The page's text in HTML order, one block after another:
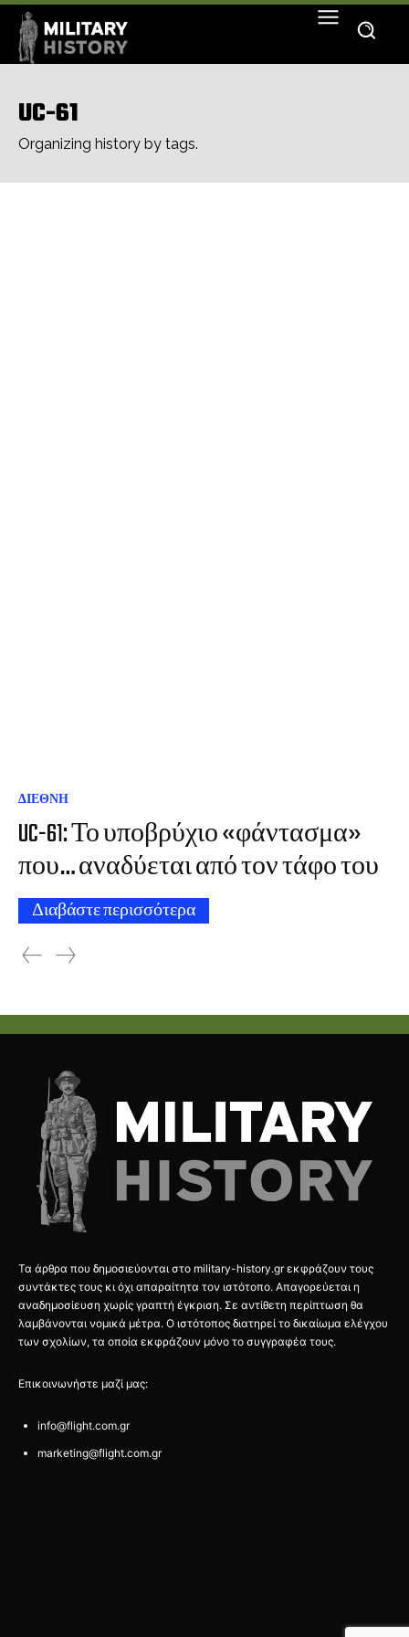
UC-61
Organizing history by tags.
ΔΙΕΘΝΗ
UC-61: Το υποβρύχιο «φάντασμα»
που… αναδύεται από τον τάφο του
Διαβάστε περισσότερα
Τα άρθρα που δημοσιεύονται στο military-history.gr εκφράζουν τους
συντάκτες τους κι όχι απαραίτητα τον ιστότοπο. Απαγορεύεται η
αναδημοσίευση χωρίς γραπτή έγκριση. Σε αντίθετη περίπτωση θα
λαμβάνονται νομικά μέτρα. Ο ιστότοπος διατηρεί το δικαίωμα ελέγχου
των σχολίων, τα οποία εκφράζουν μόνο το συγγραφέα τους.
Επικοινωνήστε μαζί μας:
info@flight.com.gr
marketing@flight.com.gr